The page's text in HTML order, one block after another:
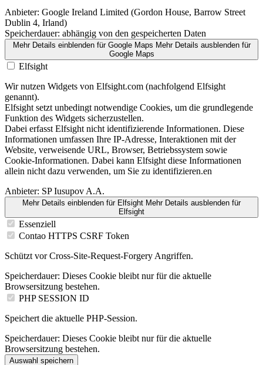
Anbieter: Google Ireland Limited (Gordon House, Barrow Street
Dublin 4, Irland)
Speicherdauer: abhängig von den gespeicherten Daten
Mehr Details einblendenfür Google Maps Mehr Details ausblendenfür
Google Maps
Elfsight
Wir nutzen Widgets von Elfsight.com (nachfolgend Elfsight
genannt).
Elfsight setzt unbedingt notwendige Cookies, um die grundlegende
Funktion des Widgets sicherzustellen.
Dabei erfasst Elfsight nicht identifizierende Informationen. Diese
Informationen umfassen Ihre IP-Adresse, Interaktionen mit der
Website, verweisende URL, Browser, Betriebssystem sowie
Cookie-Informationen. Dabei kann Elfsight diese Informationen
allein nicht dazu verwenden, um Sie zu identifizieren.en
Anbieter: SP Iusupov A.A.
Mehr Details einblenden für Elfsight Mehr Details ausblenden für
Elfsight
Essenziell
Contao HTTPS CSRF Token
Schützt vor Cross-Site-Request-Forgery Angriffen.
Speicherdauer: Dieses Cookie bleibt nur für die aktuelle
Browsersitzung bestehen.
PHP SESSION ID
Speichert die aktuelle PHP-Session.
Speicherdauer: Dieses Cookie bleibt nur für die aktuelle
Browsersitzung bestehen.
Auswahl speichern